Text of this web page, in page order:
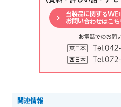
関連情報